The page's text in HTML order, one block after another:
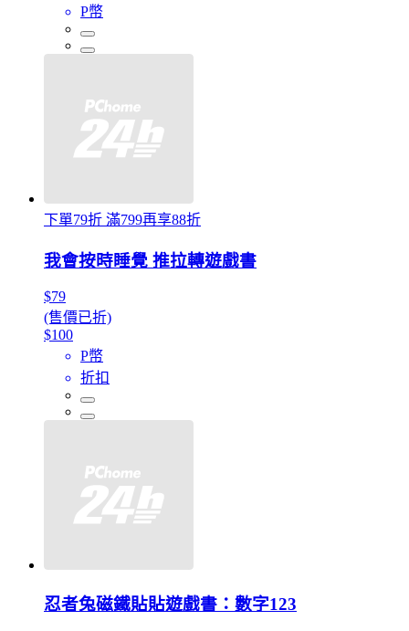
P幣
下單79折 滿799再享88折
我會按時睡覺 推拉轉遊戲書
$79
(售價已折)
$100
P幣
折扣
忍者兔磁鐵貼貼遊戲書：數字123